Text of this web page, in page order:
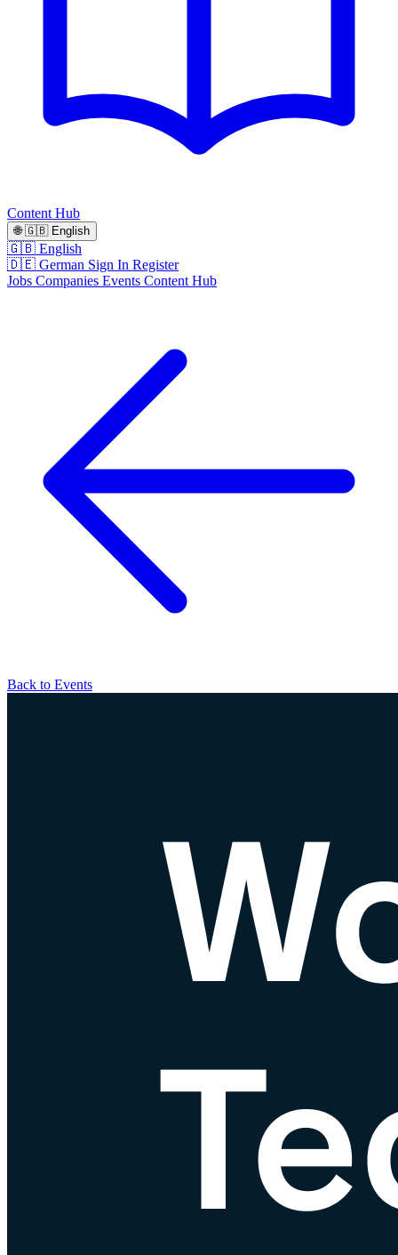
Content Hub
🌐 🇬🇧 English
🇬🇧 English
🇩🇪 German Sign In Register
Jobs Companies Events Content Hub
Back to Events